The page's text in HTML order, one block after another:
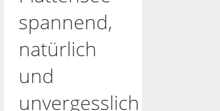
spannend,
natürlich
und
unvergesslich